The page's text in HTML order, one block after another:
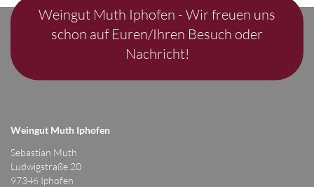
Weingut Muth Iphofen - Wir freuen uns
schon auf Euren/Ihren Besuch oder
Nachricht!
Weingut Muth Iphofen
Sebastian Muth
Ludwigstraße 20
97346 Iphofen